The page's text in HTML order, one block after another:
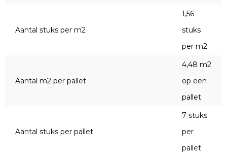
Aantal stuks per m2
1,56
stuks
per m2
Aantal m2 per pallet
4,48 m2
op een
pallet
Aantal stuks per pallet
7 stuks
per
pallet